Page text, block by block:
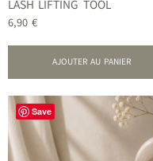
LASH LIFTING TOOL
6,90 €
AJOUTER AU PANIER
Save